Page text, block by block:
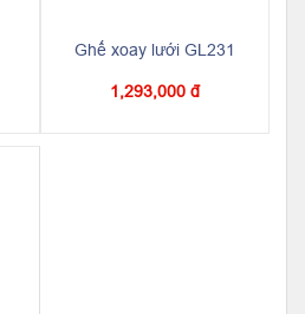
Ghế xoay lưới GL231
1,293,000 đ